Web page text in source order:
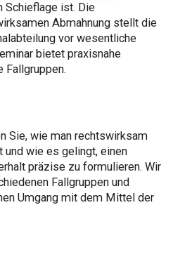
Schieflage ist. Die
Abmahnung stellt die
vor wesentliche
bietet praxisnahe
Fallgruppen.
Sie, wie man rechtswirksam
und wie es gelingt, einen
präzise zu formulieren. Wir
Fallgruppen und
Umgang mit dem Mittel der